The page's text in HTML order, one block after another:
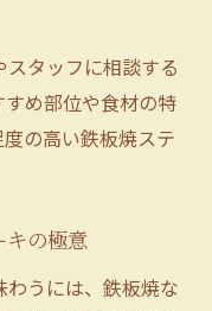
タッフに相談する
め部位や食材の特
の高い鉄板焼ステ
キの極意
うには、鉄板焼な